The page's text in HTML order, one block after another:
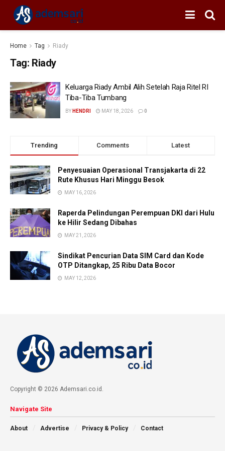
Home Tag Riady
Tag: Riady
Keluarga Riady Ambil Alih Setelah Raja Ritel RI
Tiba-Tiba Tumbang
BY HENDRI MAY 18, 2026 0
Trending Comments Latest
Penyesuaian Operasional Transjakarta di 22
Rute Khusus Hari Minggu Besok
MAY 16, 2026
Raperda Pelindungan Perempuan DKI dari Hulu
ke Hilir Sedang Dibahas
MAY 21, 2026
Sindikat Pencurian Data SIM Card dan Kode
OTP Ditangkap, 25 Ribu Data Bocor
MAY 12, 2026
Copyright © 2026 Ademsari.co.id.
Navigate Site
About Advertise Privacy & Policy Contact